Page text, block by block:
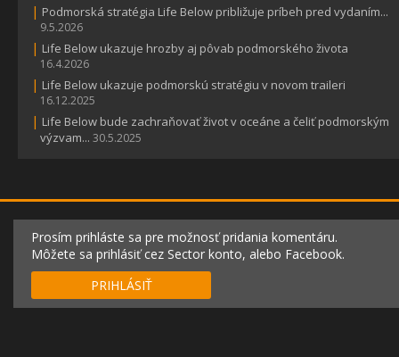
| Podmorská stratégia Life Below približuje príbeh pred vydaním...
9.5.2026
| Life Below ukazuje hrozby aj pôvab podmorského života
16.4.2026
| Life Below ukazuje podmorskú stratégiu v novom traileri
16.12.2025
| Life Below bude zachraňovať život v oceáne a čeliť podmorským
výzvam... 30.5.2025
Prosím prihláste sa pre možnosť pridania komentáru.
Môžete sa prihlásiť cez Sector konto, alebo Facebook.
PRIHLÁSIŤ